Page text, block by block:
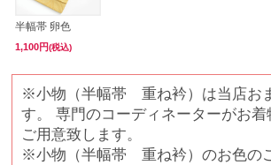
半幅帯 卵色
1,100円(税込)
※小物（半幅帯 重ね衿）は当店お
す。 専門のコーディネーターがお
ご用意致します。
※小物（半幅帯 重ね衿）のお色の